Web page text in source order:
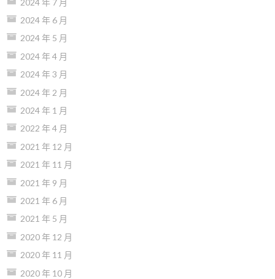
2024 年 6 月
2024 年 5 月
2024 年 4 月
2024 年 3 月
2024 年 2 月
2024 年 1 月
2022 年 4 月
2021 年 12 月
2021 年 11 月
2021 年 9 月
2021 年 6 月
2021 年 5 月
2020 年 12 月
2020 年 11 月
2020 年 10 月